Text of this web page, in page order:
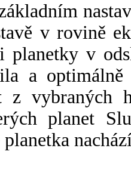
v rovině
planetky v
a
z vybraných
planet
planetka